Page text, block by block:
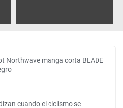
Northwave manga corta BLADE
cuando el ciclismo se